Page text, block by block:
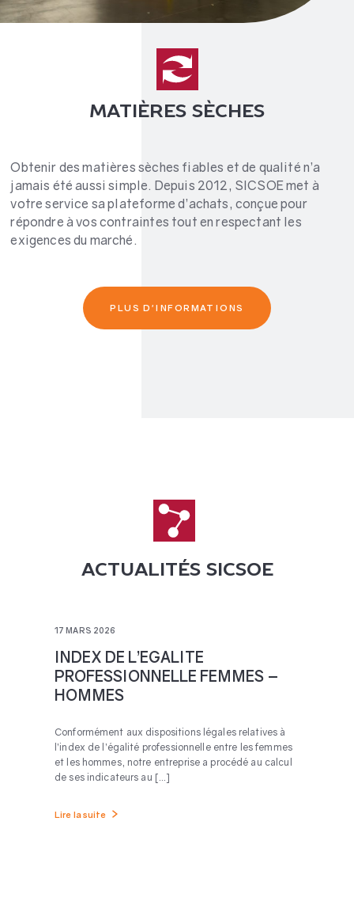
MATIÈRES SÈCHES
Obtenir des matières sèches fiables et de qualité n’a
jamais été aussi simple. Depuis 2012, SICSOE met à
votre service sa plateforme d’achats, conçue pour
répondre à vos contraintes tout en respectant les
exigences du marché.
PLUS D'INFORMATIONS
ACTUALITÉS SICSOE
17 MARS 2026
INDEX DE L’EGALITE
PROFESSIONNELLE FEMMES –
HOMMES
Conformément aux dispositions légales relatives à
l’index de l’égalité professionnelle entre les femmes
et les hommes, notre entreprise a procédé au calcul
de ses indicateurs au [...]
Lire la suite